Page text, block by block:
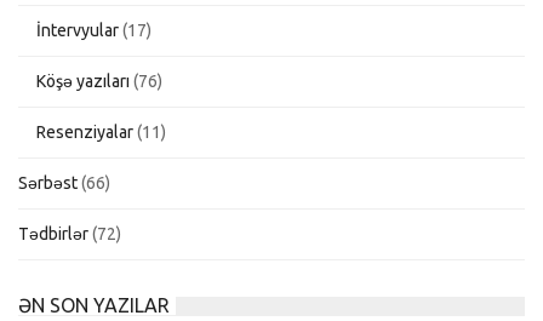
İntervyular(17)
Köşə yazıları (76)
Resenziyalar(11)
Sərbəst(66)
Tədbirlər(72)
ƏN SON YAZILAR